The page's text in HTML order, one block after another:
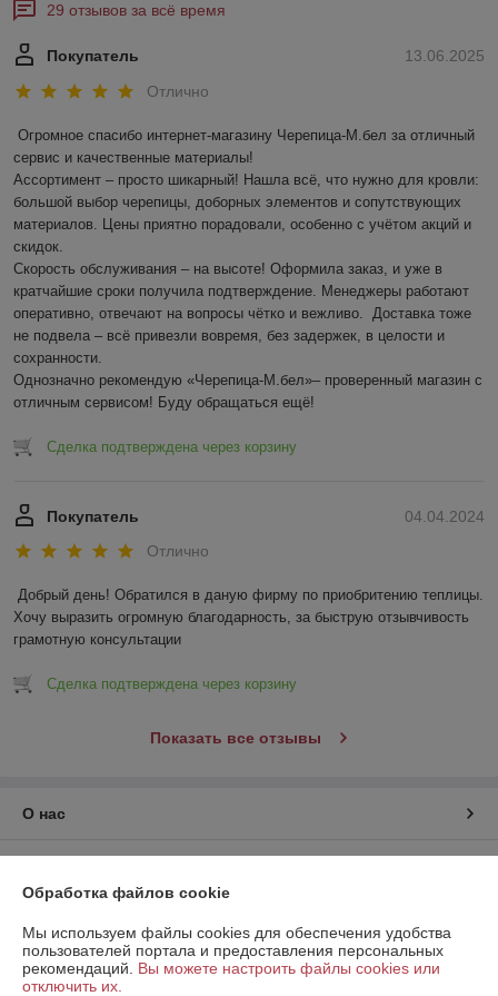
29 отзывов за всё время
13.06.2025
Покупатель
Отлично
Огромное спасибо интернет-магазину Черепица-М.бел за отличный
сервис и качественные материалы!
Ассортимент – просто шикарный! Нашла всё, что нужно для кровли:
большой выбор черепицы, доборных элементов и сопутствующих
материалов. Цены приятно порадовали, особенно с учётом акций и
скидок.
Скорость обслуживания – на высоте! Оформила заказ, и уже в
кратчайшие сроки получила подтверждение. Менеджеры работают
оперативно, отвечают на вопросы чётко и вежливо.  Доставка тоже
не подвела – всё привезли вовремя, без задержек, в целости и
сохранности.
Однозначно рекомендую «Черепица-М.бел»– проверенный магазин с
отличным сервисом! Буду обращаться ещё!
Сделка подтверждена через корзину
04.04.2024
Покупатель
Отлично
Добрый день! Обратился в даную фирму по приобритению теплицы.
Хочу выразить огромную благодарность, за быструю отзывчивость
грамотную консультации
Сделка подтверждена через корзину
Показать все отзывы
О нас
График работы
Обработка файлов cookie
Мы используем файлы cookies для обеспечения удобства
пользователей портала и предоставления персональных
рекомендаций. Вы можете настроить файлы cookies или
отключить их.